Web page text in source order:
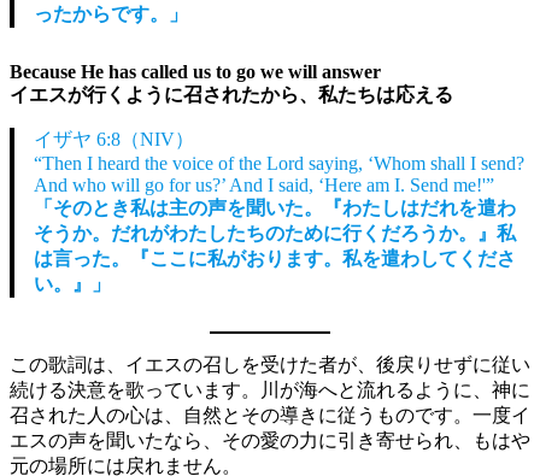
ったからです。」
Because He has called us to go we will answer
イエスが行くように召されたから、私たちは応える
イザヤ 6:8（NIV）
“Then I heard the voice of the Lord saying, ‘Whom shall I send?
And who will go for us?’ And I said, ‘Here am I. Send me!'”
「そのとき私は主の声を聞いた。『わたしはだれを遣わ
そうか。だれがわたしたちのために行くだろうか。』私
は言った。『ここに私がおります。私を遣わしてくださ
い。』」
この歌詞は、イエスの召しを受けた者が、後戻りせずに従い
続ける決意を歌っています。川が海へと流れるように、神に
召された人の心は、自然とその導きに従うものです。一度イ
エスの声を聞いたなら、その愛の力に引き寄せられ、もはや
元の場所には戻れません。